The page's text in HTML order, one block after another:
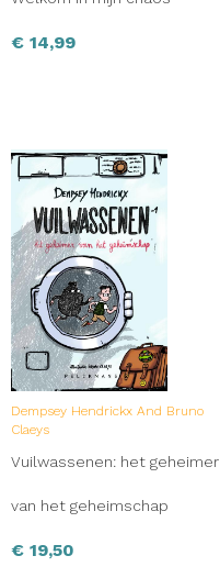
€ 14,99
Dempsey Hendrickx And Bruno
Claeys
Vuilwassenen: het geheimer
van het geheimschap
€ 19,50